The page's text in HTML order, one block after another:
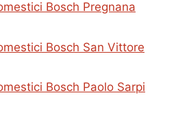
Bosch Pregnana
Bosch San Vittore
Bosch Paolo Sarpi